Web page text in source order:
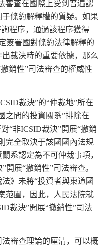
審查在國際上受到普遍認
條約解釋權的質疑。如果
程序，通過該程序獲得
簽署國對條約法律解釋的
裁決時的重要依據，那么
銷性”司法審查的權威性
裁決”的“仲裁地”所在
之間的投資關系”排除在
“非ICSID裁決”開展“撤銷
完全取決于該國國內法規
系認定為不可仲裁事項，
開展“撤銷性”司法審查。
》未將“投資者與東道國
范圍，因此，人民法院就
裁決”開展“撤銷性”司法
審查理論的厘清，可以概